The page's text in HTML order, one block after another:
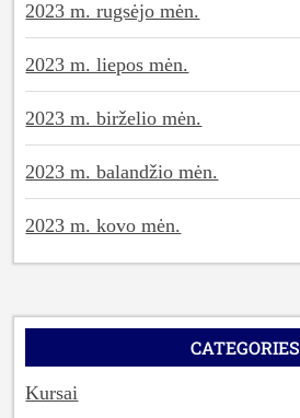
2023 m. rugsėjo mėn.
2023 m. liepos mėn.
2023 m. birželio mėn.
2023 m. balandžio mėn.
2023 m. kovo mėn.
CATEGORIES
Kursai